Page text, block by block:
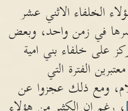
الخلفاء الاثني عشر
في زمن واحد، وبعض
على خلفاء بني امية
الفترة التي
ومع ذلك عجزوا عن